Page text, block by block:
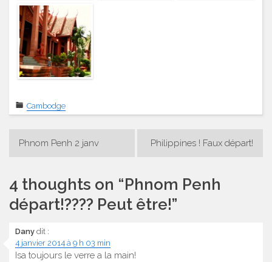
Cambodge
Navigation
l’article
Phnom Penh 2 janv Philippines ! Faux départ!
4 thoughts on “Phnom Penh
départ!???? Peut être!”
Dany dit :
4 janvier 2014 à 9 h 03 min
Isa toujours le verre a la main!